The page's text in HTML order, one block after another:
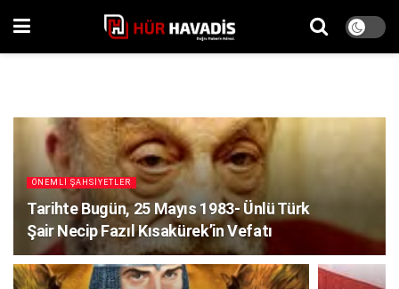
ÖNEMLI ŞAHSIYETLER
Tarihte Bugün, 25 Mayıs 1983- Ünlü Türk
Şair Necip Fazıl Kısakürek’in Vefatı